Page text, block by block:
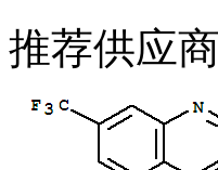
推荐供应商